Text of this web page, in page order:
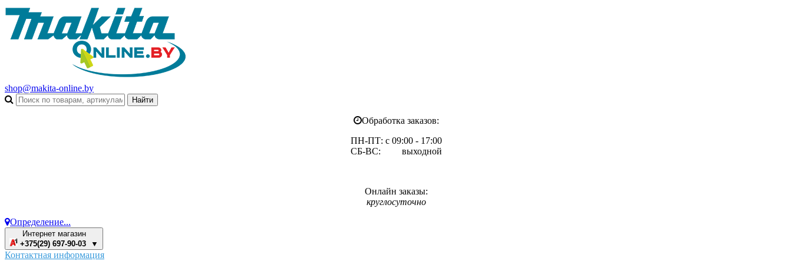
shop@makita-online.by
Обработка заказов:
ПН-ПТ: с 09:00 - 17:00
СБ-ВС: выходной
Онлайн заказы:
круглосуточно
Определение...
Интернет магазин
+375(29) 697-90-03 ▼
Контактная информация